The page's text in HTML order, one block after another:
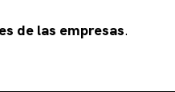
de las empresas.